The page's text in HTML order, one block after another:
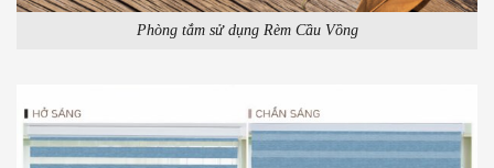
Phòng tắm sử dụng Rèm Cầu Vồng